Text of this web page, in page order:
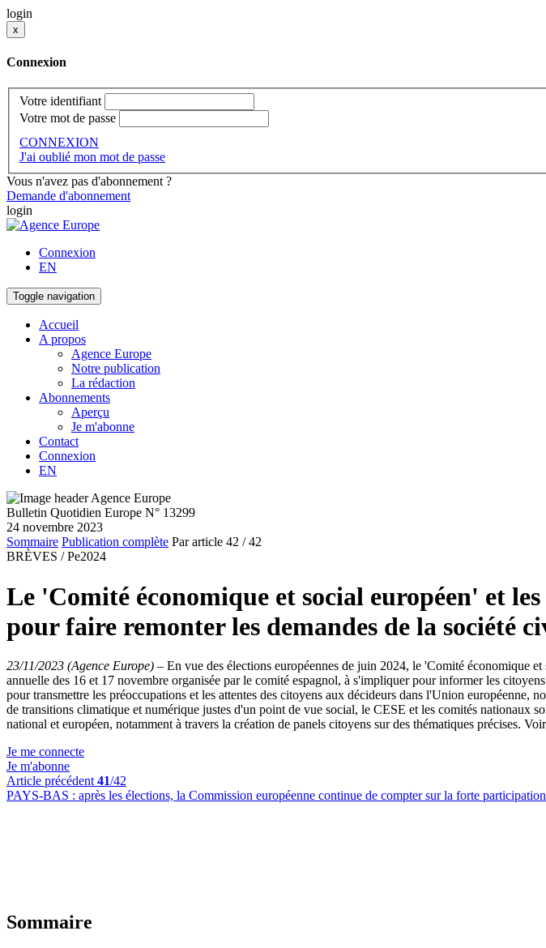
login
x
Connexion
Votre identifiant
Votre mot de passe
CONNEXION
J'ai oublié mon mot de passe
Vous n'avez pas d'abonnement ?
Demande d'abonnement
login
Connexion
EN
Toggle navigation
Accueil
A propos
Agence Europe
Notre publication
La rédaction
Abonnements
Aperçu
Je m'abonne
Contact
Connexion
EN
Bulletin Quotidien Europe N° 13299
24 novembre 2023
Sommaire Publication complète Par article 42 / 42
BRÈVES / Pe2024
Le 'Comité économique et social européen' et
pour faire remonter les demandes de la société
23/11/2023 (Agence Europe) – En vue des élections européennes de juin 2024, le 'Comité économique
annuelle des 16 et 17 novembre organisée par le comité espagnol, à s'impliquer pour informer les
pour transmettre les préoccupations et les attentes des citoyens aux décideurs dans l'Union
de transitions climatique et numérique justes d'un point de vue social, le CESE et les comités
national et européen, notamment à travers la création de panels citoyens sur des thématiques précises.
Je me connecte
Je m'abonne
Article précédent 41/42
PAYS-BAS : après les élections, la Commission européenne continue de compter sur la forte
Sommaire